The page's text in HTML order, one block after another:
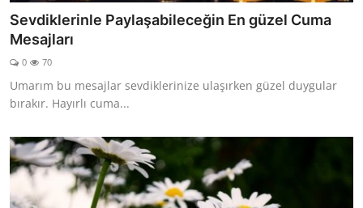
Sevdiklerinle Paylaşabileceğin En güzel Cuma
Mesajları
0 70
Umarım bu mesajlar sevdiklerinize ulaşırken güzel duygular
bırakır. Hayırlı cuma...